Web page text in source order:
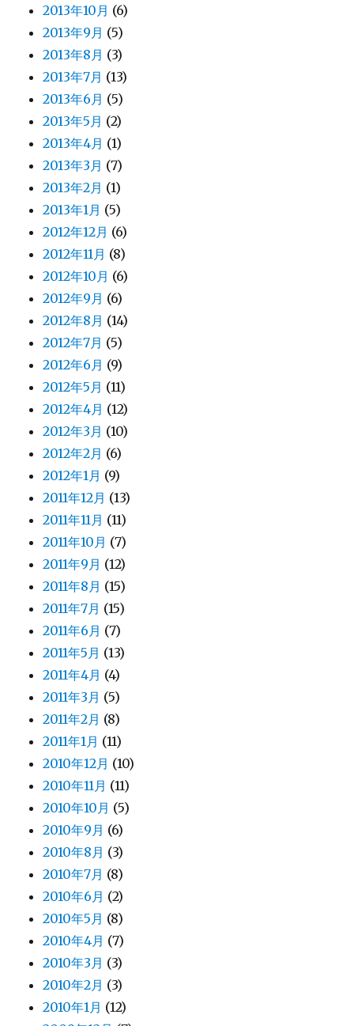
2013年10月 (6)
2013年9月 (5)
2013年8月 (3)
2013年7月 (13)
2013年6月 (5)
2013年5月 (2)
2013年4月 (1)
2013年3月 (7)
2013年2月 (1)
2013年1月 (5)
2012年12月 (6)
2012年11月 (8)
2012年10月 (6)
2012年9月 (6)
2012年8月 (14)
2012年7月 (5)
2012年6月 (9)
2012年5月 (11)
2012年4月 (12)
2012年3月 (10)
2012年2月 (6)
2012年1月 (9)
2011年12月 (13)
2011年11月 (11)
2011年10月 (7)
2011年9月 (12)
2011年8月 (15)
2011年7月 (15)
2011年6月 (7)
2011年5月 (13)
2011年4月 (4)
2011年3月 (5)
2011年2月 (8)
2011年1月 (11)
2010年12月 (10)
2010年11月 (11)
2010年10月 (5)
2010年9月 (6)
2010年8月 (3)
2010年7月 (8)
2010年6月 (2)
2010年5月 (8)
2010年4月 (7)
2010年3月 (3)
2010年2月 (3)
2010年1月 (12)